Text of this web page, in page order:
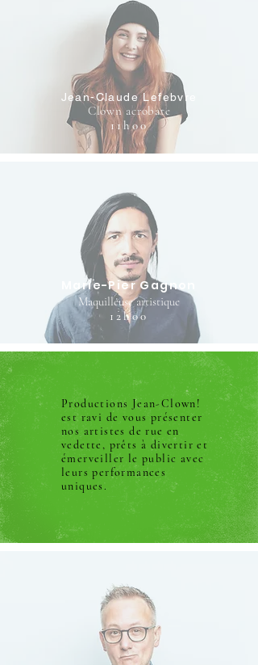
e
Jean-Claude Lefebvre
Clown acrobate
11h00
Marie-Pier Gagnon
Maquilleuse artistique
12h00
Productions Jean-Clown!
est ravi de vous présenter
nos artistes de rue en
vedette, prêts à divertir et
émerveiller le public avec
leurs performances
uniques.